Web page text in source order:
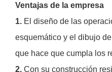
Ventajas de la empresa
1. El diseño de las
esquemático y el dibujo
que hace que cumpla los
2. Con su construcción